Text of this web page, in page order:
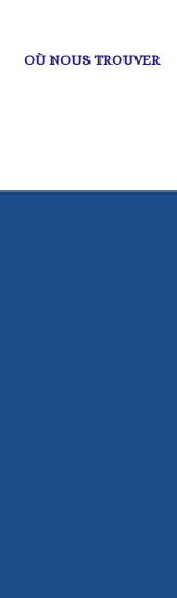
OÙ NOUS TROUVER